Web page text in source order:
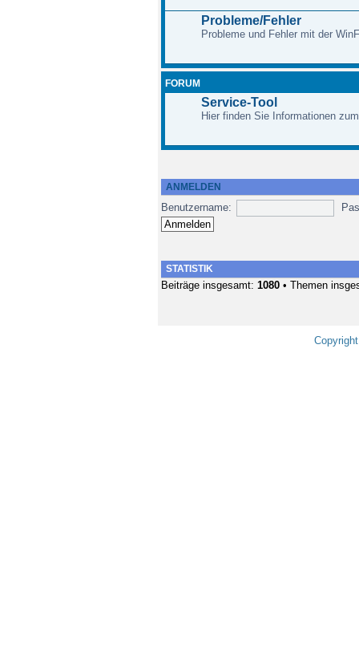
Probleme/Fehler
Probleme und Fehler mit der
FORUM
Service-Tool
Hier finden Sie Informationen
ANMELDEN
Benutzername:
STATISTIK
Beiträge insgesamt: 1080• Themen